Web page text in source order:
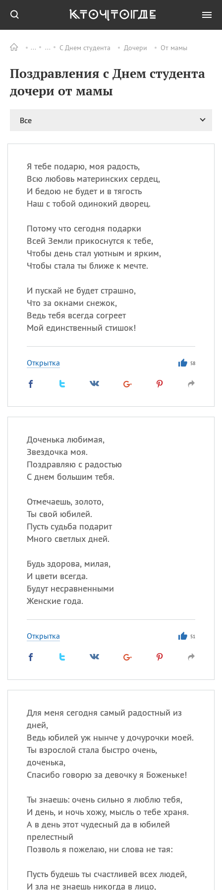
С Днем студента Дочери От мамы
Поздравления с Днем студента
дочери от мамы
Все
Я тебе подарю, моя радость,
Всю любовь материнских сердец,
И бедою не будет и в тягость
Наш с тобой одинокий дворец.
Потому что сегодня подарки
Всей Земли прикоснутся к тебе,
Чтобы день стал уютным и ярким,
Чтобы стала ты ближе к мечте.
И пускай не будет страшно,
Что за окнами снежок,
Ведь тебя всегда согреет
Мой единственный стишок!
Открытка 58
Доченька любимая,
Звездочка моя.
Поздравляю с радостью
С днем большим тебя.
Отмечаешь, золото,
Ты свой юбилей.
Пусть судьба подарит
Много светлых дней.
Будь здорова, милая,
И цвети всегда.
Будут несравненными
Женские года.
Открытка 51
Для меня сегодня самый радостный из
дней,
Ведь юбилей уж нынче у дочурочки моей.
Ты взрослой стала быстро очень,
доченька,
Спасибо говорю за девочку я Боженьке!
Ты знаешь: очень сильно я люблю тебя,
И день, и ночь хожу, мысль о тебе храня.
А в день этот чудесный да в юбилей
прелестный
Позволь я пожелаю, ни слова не тая:
Пусть будешь ты счастливей всех людей,
И зла не знаешь никогда в лицо,
ПРАЗДНИКИ Все
09.08 День памяти жертв
день
рисового пудинга
09.08 День Дымняшки
(Smokey Bear Day)
Сегодня празднуют именины
Сергей, Теодор,
Посмотреть значение
происхождение